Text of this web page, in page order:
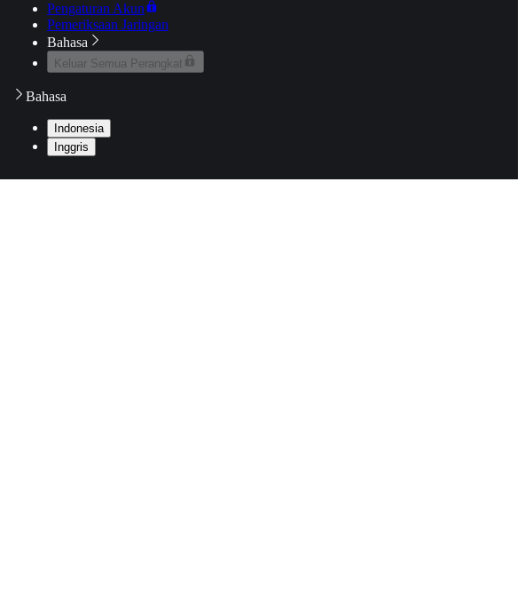
Pengaturan Akun
Pemeriksaan Jaringan
Bahasa
Keluar Semua Perangkat
Bahasa
Indonesia
Inggris